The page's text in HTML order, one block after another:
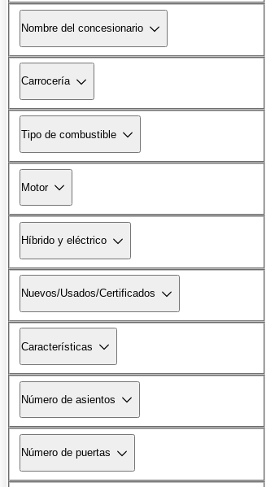
Nombre del concesionario
Carrocería
Tipo de combustible
Motor
Híbrido y eléctrico
Nuevos/Usados/Certificados
Características
Número de asientos
Número de puertas